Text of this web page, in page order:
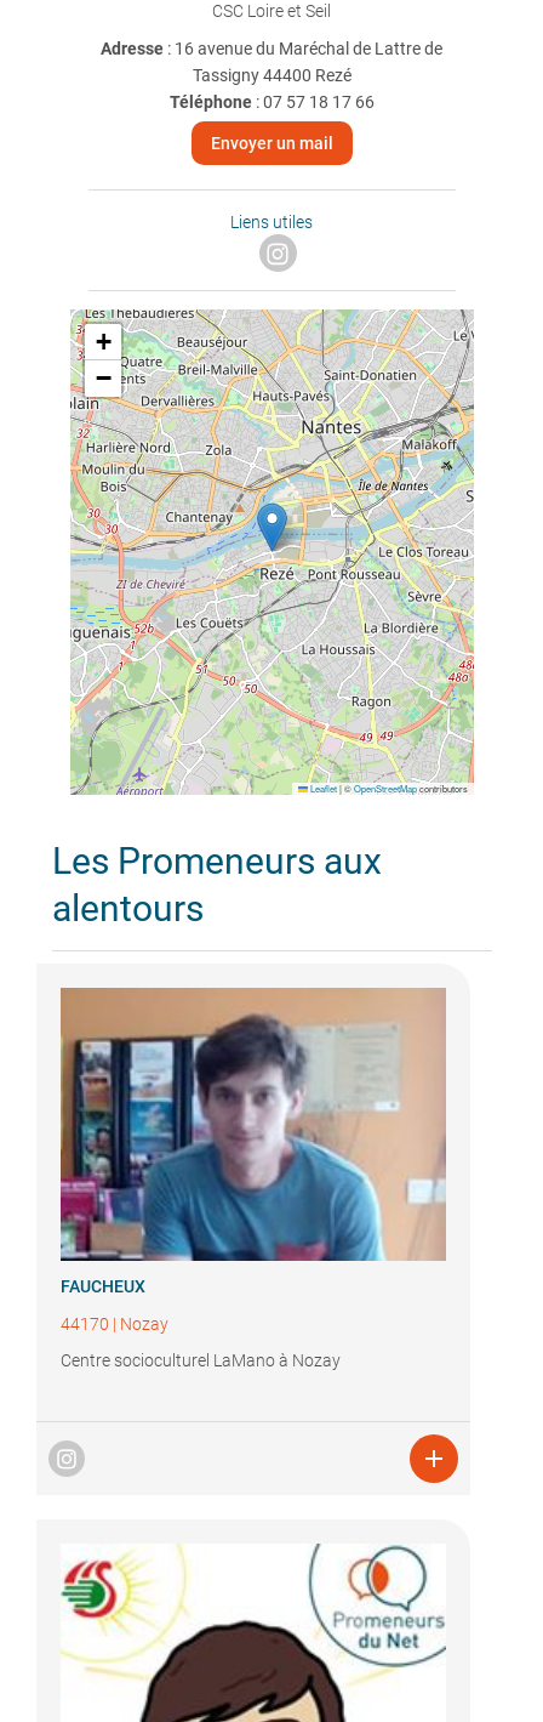
CSC Loire et Seil
Adresse : 16 avenue du Maréchal de Lattre de
Tassigny 44400 Rezé
Téléphone:07 57 18 17 66
Envoyer un mail
Liens utiles
+
−
Leaflet |©OpenStreetMapcontributors
Les Promeneurs aux
alentours
FAUCHEUX
44170 | Nozay
Centre socioculturel LaMano à Nozay
